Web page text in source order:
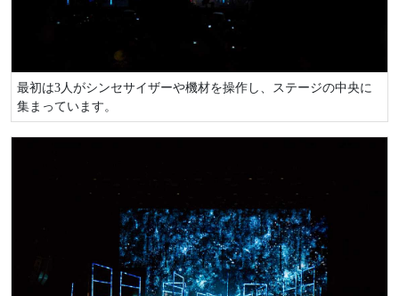
最初は3人がシンセサイザーや機材を操作し、ステージの中央に
集まっています。